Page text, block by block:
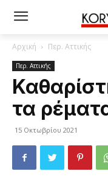
Αρχική Περ. Αττικής
Περ. Αττικής
τα
15 Οκτωβρίου 2021